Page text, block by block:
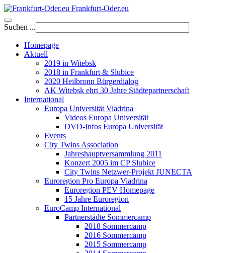
Frankfurt-Oder.eu
Suchen ...
Homepage
Aktuell
2019 in Witebsk
2018 in Frankfurt & Slubice
2020 Heilbronn Bürgerdialog
AK Witebsk ehrt 30 Jahre Städtepartnerschaft
International
Europa Universität Viadrina
Videos Europa Universität
DVD-Infos Europa Universität
Events
City Twins Association
Jahreshauptversammlung 2011
Konzert 2005 im CP Slubice
City Twins Netzwer-Projekt JUNECTA
Euroregion Pro Europa Viadrina
Euroregion PEV Homepage
15 Jahre Euroregion
EuroCamp International
Partnerstädte Sommercamp
2018 Sommercamp
2016 Sommercamp
2015 Sommercamp